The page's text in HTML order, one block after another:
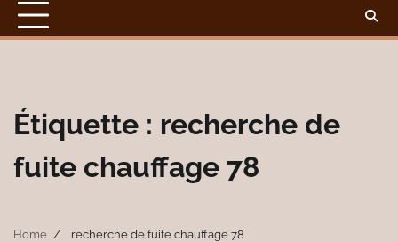
Étiquette : recherche de
fuite chauffage 78
Home recherche de fuite chauffage 78